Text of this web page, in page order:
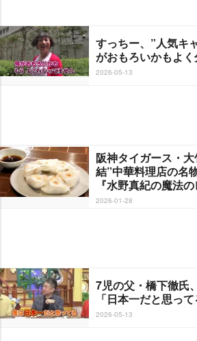
すっちー、”人気キ
がおもろいかもよく
2026-05-13
阪神タイガース・
結”中華料理店の
『水野真紀の魔法
2026-01-28
7児の父・橋下徹氏
「日本一だと思って
2026-05-13